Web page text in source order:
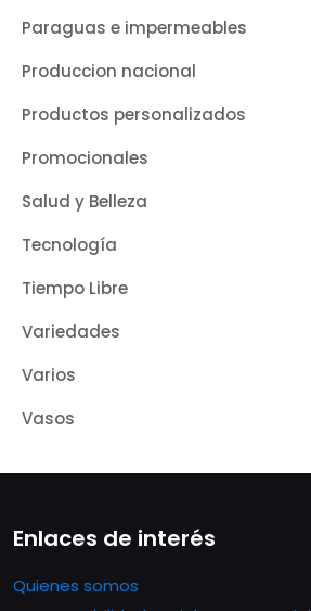
Paraguas e impermeables
Produccion nacional
Productos personalizados
Promocionales
Salud y Belleza
Tecnología
Tiempo Libre
Variedades
Varios
Vasos
Enlaces de interés
Quienes somos